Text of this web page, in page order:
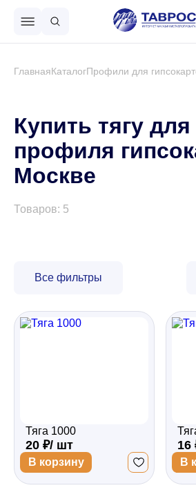
Металлочерепица
Водосточная система
ГлавнаяКаталогПрофили для
Купить тягу для
профиля
Москве
Товаров: 5
Все фильтры
Тяга 1000
20 ₽/ шт
В корзину
16
В